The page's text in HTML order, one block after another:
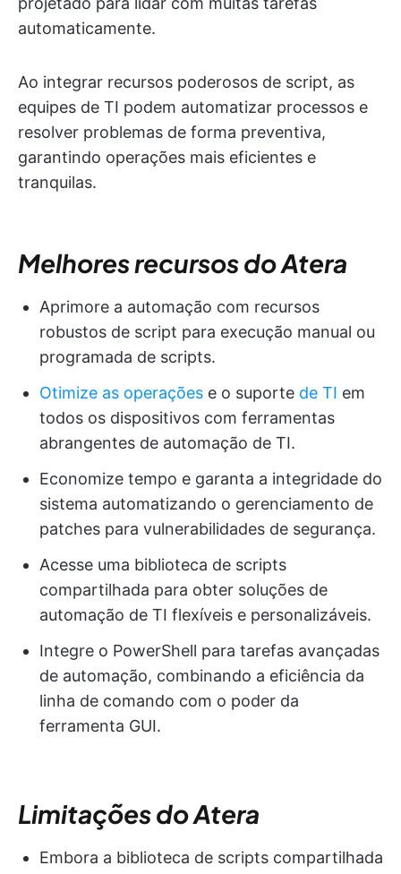
automaticamente.
Ao integrar recursos poderosos de script, as
equipes de TI podem automatizar processos e
resolver problemas de forma preventiva,
garantindo operações mais eficientes e
tranquilas.
Melhores recursos do Atera
Aprimore a automação com recursos
robustos de script para execução manual ou
programada de scripts.
Otimize as operações e o suporte de TI em
todos os dispositivos com ferramentas
abrangentes de automação de TI.
Economize tempo e garanta a integridade do
sistema automatizando o gerenciamento de
patches para vulnerabilidades de segurança.
Acesse uma biblioteca de scripts
compartilhada para obter soluções de
automação de TI flexíveis e personalizáveis.
Integre o PowerShell para tarefas avançadas
de automação, combinando a eficiência da
linha de comando com o poder da
ferramenta GUI.
Limitações do Atera
Embora a biblioteca de scripts compartilhada